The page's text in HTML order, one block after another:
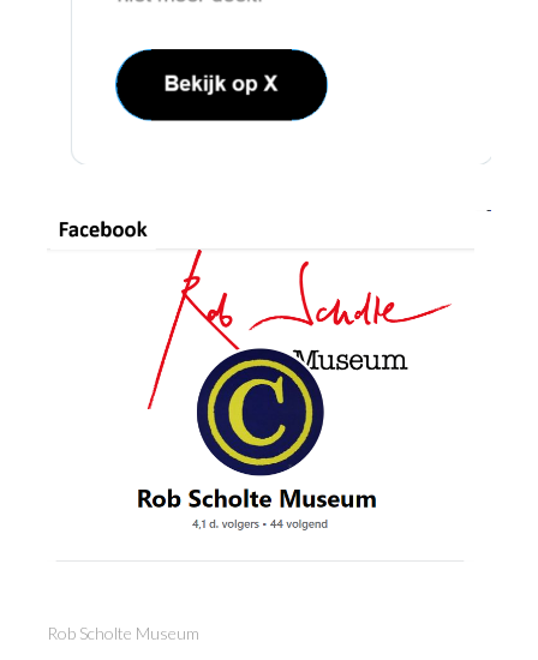
Rob Scholte Museum